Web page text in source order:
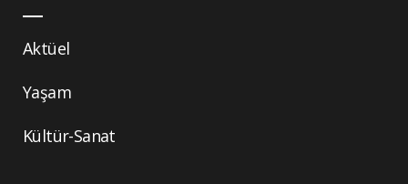
Aktüel
Yaşam
Kültür-Sanat